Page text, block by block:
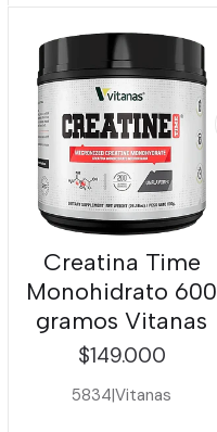
Creatina Time
Monohidrato 600
gramos Vitanas
$149.000
5834|Vitanas